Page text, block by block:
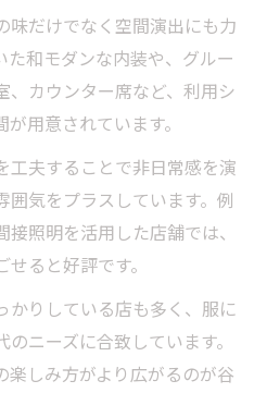
肉空間とその魅力を探る
に最適な谷町焼肉の選び
を華やかに彩る理由とは
成功させる空間選びの秘
女子会のポイントを紹介
肉体験を谷町で発見
しめるヘルシーな谷町体
ぶ谷町の焼肉新提案とは
味だけでなく空間演出にも力
た和モダンな内装や、グルー
、カウンター席など、利用シ
用意されています。
工夫することで非日常感を演
囲気をプラスしています。例
照明を活用した店舗では、
ると好評です。
かりしている店も多く、服に
ニーズに合致しています。
楽しみ方がより広がるのが谷